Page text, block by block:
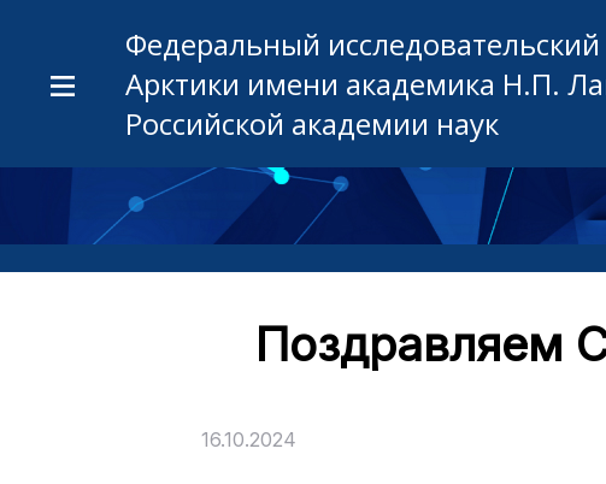
Федеральный
Арктики имени академика Н.П.
Российской академии наук
Поздравляем
16.10.2024